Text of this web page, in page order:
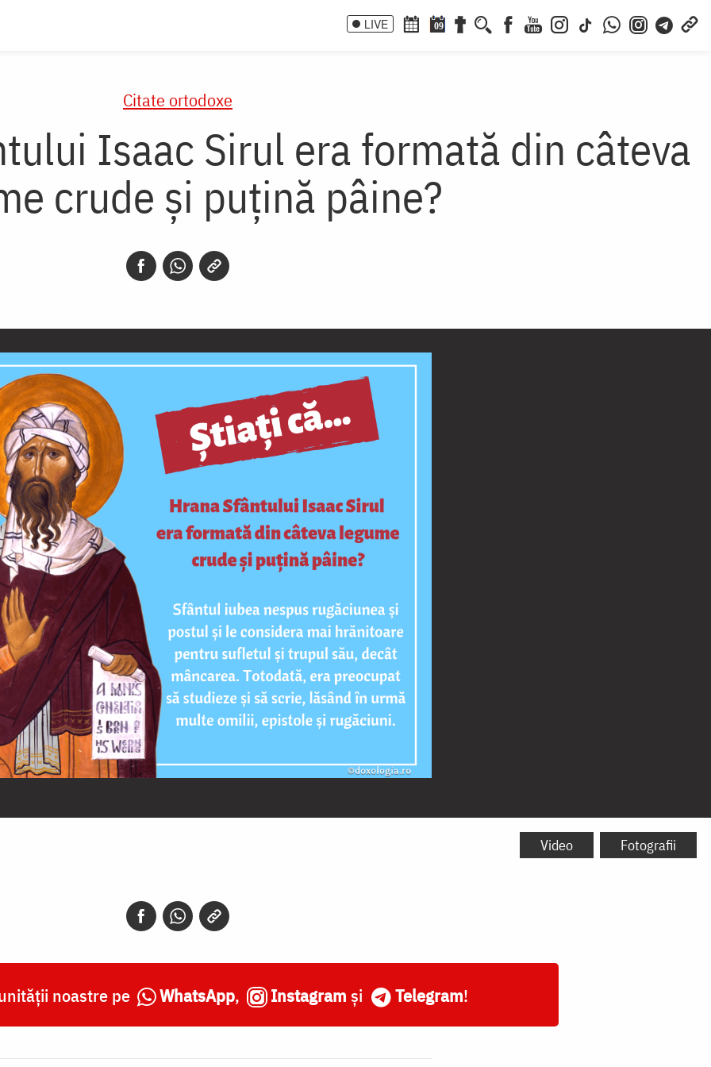
LIVE 09
Citate ortodoxe
Isaac Sirul era formată din câteva
crude și puțină pâine?
Video Fotografii
noastre pe WhatsApp, Instagram și Telegram!